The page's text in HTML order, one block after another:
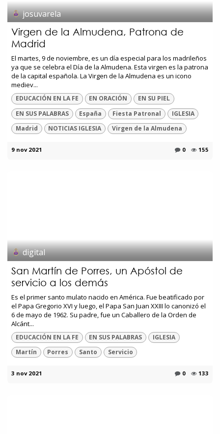
josuvarela
Virgen de la Almudena, Patrona de
Madrid
El martes, 9 de noviembre, es un día especial para los madrileños
ya que se celebra el Día de la Almudena. Esta virgen es la patrona
de la capital española. La Virgen de la Almudena es un icono
mediev...
EDUCACIÓN EN LA FE EN ORACIÓN
EN SU PIEL
EN SUS PALABRAS
España Fiesta Patronal
IGLESIA
Madrid
NOTICIAS IGLESIA Virgen de la Almudena
9 nov 2021 0 155
digital
San Martín de Porres, un Apóstol de
servicio a los demás
Es el primer santo mulato nacido en América. Fue beatificado por
el Papa Gregorio XVI y luego, el Papa San Juan XXIII lo canonizó el
6 de mayo de 1962. Su padre, fue un Caballero de la Orden de
Alcánt...
EDUCACIÓN EN LA FE EN SUS PALABRAS
IGLESIA
Martín
Porres Santo Servicio
3 nov 2021 0 133